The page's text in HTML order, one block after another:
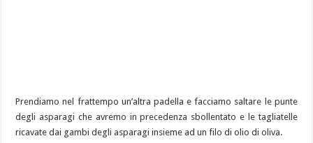
Prendiamo nel frattempo un’altra padella e facciamo saltare le punte
degli asparagi che avremo in precedenza sbollentato e le tagliatelle
ricavate dai gambi degli asparagi insieme ad un filo di olio di oliva.